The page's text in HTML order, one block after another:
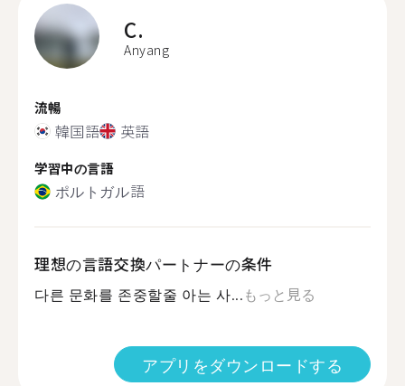
C.
Anyang
流暢
韓国語 英語
学習中の言語
ポルトガル語
理想の言語交換パートナーの条件
다른 문화를 존중할줄 아는 사...もっと見る
アプリをダウンロードする